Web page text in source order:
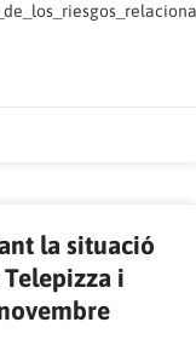
la situació
i